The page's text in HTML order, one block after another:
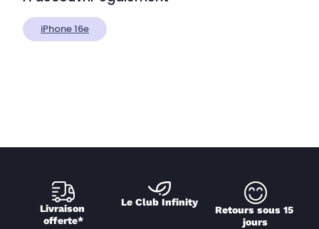
iPhone 16e
Livraison
offerte*
Le Club Infinity
Retours sous 15
jours